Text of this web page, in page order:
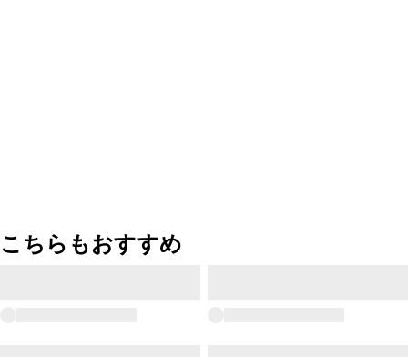
こちらもおすすめ